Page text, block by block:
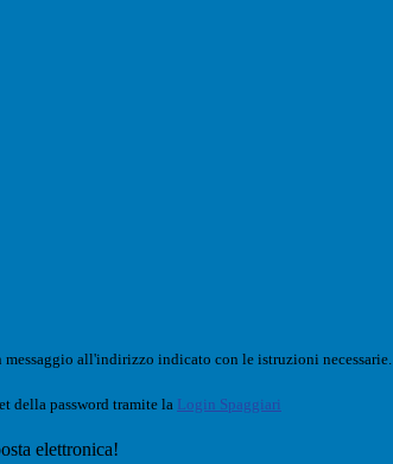
messaggio all'indirizzo indicato con le istruzioni necessarie.
della password tramite la Login Spaggiari
elettronica!